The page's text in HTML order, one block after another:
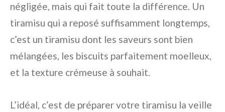
négligée, mais qui fait toute la différence. Un
tiramisu qui a reposé suffisamment longtemps,
c’est un tiramisu dont les saveurs sont bien
mélangées, les biscuits parfaitement moelleux,
et la texture crémeuse à souhait.
L’idéal, c’est de préparer votre tiramisu la veille